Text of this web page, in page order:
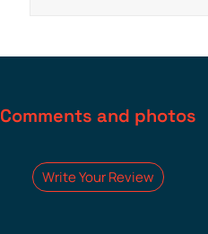
c
w
s
:
e
s
i
a
p
r
e
t
Comments and photos
Write Your Review